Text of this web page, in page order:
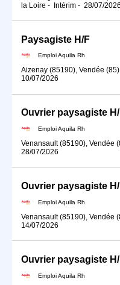
la Loire - Intérim - 28/07/2026
Paysagiste H/F
Emploi Aquila Rh
Aizenay (85190), Vendée
10/07/2026
Ouvrier paysagiste
Emploi Aquila Rh
Venansault (85190), Vendée
28/07/2026
Ouvrier paysagiste
Emploi Aquila Rh
Venansault (85190), Vendée
14/07/2026
Ouvrier paysagiste
Emploi Aquila Rh